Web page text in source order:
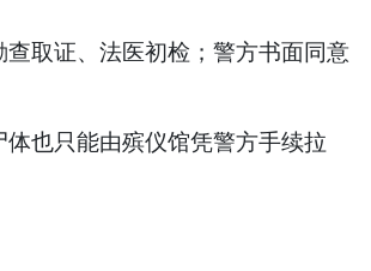
取证、法医初检；警方书面同意
也只能由殡仪馆凭警方手续拉